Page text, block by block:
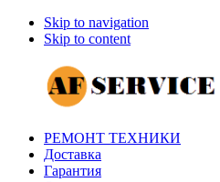
Skip to navigation
Skip to content
РЕМОНТ ТЕХНИКИ
Доставка
Гарантия